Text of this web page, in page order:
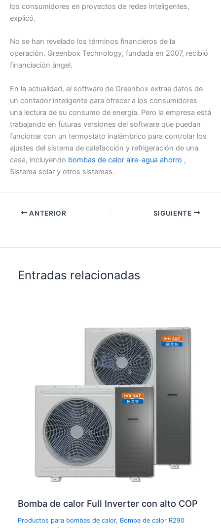
los consumidores en proyectos de redes inteligentes,
explicó.
No se han revelado los términos financieros de la
operación. Greenbox Technology, fundada en 2007, recibió
financiación ángel.
En la actualidad, el software de Greenbox extrae datos de
un contador inteligente para ofrecer a los consumidores
una lectura de su consumo de energía. Pero la empresa está
trabajando en futuras versiones del software que puedan
funcionar con un termostato inalámbrico para controlar los
ajustes del sistema de calefacción y refrigeración de una
casa, incluyendo bombas de calor aire-agua ahorro ,
Sistema solar y otros sistemas.
ANTERIOR SIGUIENTE
Entradas relacionadas
Bomba de calor Full Inverter con alto COP
Productos para bombas de calor, Bomba de calor R290